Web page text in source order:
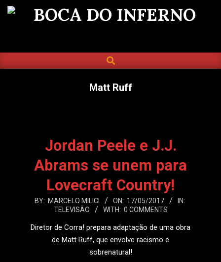
Skip
DO
INFERNO
Navigation
SEARCH
Matt Ruff
Jordan Peele e J.J.
Abrams se unem para
Lovecraft Country!
2017-
17
BY: MARCELO MILICI ON: 17/05/2017
IN:
TELEVISÃO
WITH: 0 COMMENTS
Diretor de Corra! prepara adaptação de uma obra
de Matt Ruff, que envolve racismo e
sobrenatural!